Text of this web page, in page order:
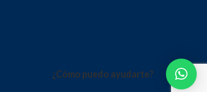
¿Cómo puedo ayudarte?